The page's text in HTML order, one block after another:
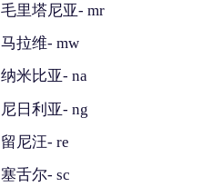
毛里塔尼亚- mr
马拉维- mw
纳米比亚- na
尼日利亚- ng
留尼汪- re
塞舌尔- sc